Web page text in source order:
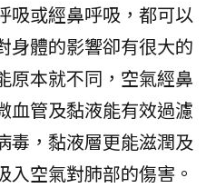
吸或經鼻呼吸，都可以
身體的影響卻有很大的
原本就不同，空氣經鼻
血管及黏液能有效過濾
毒，黏液層更能滋潤及
入空氣對肺部的傷害。